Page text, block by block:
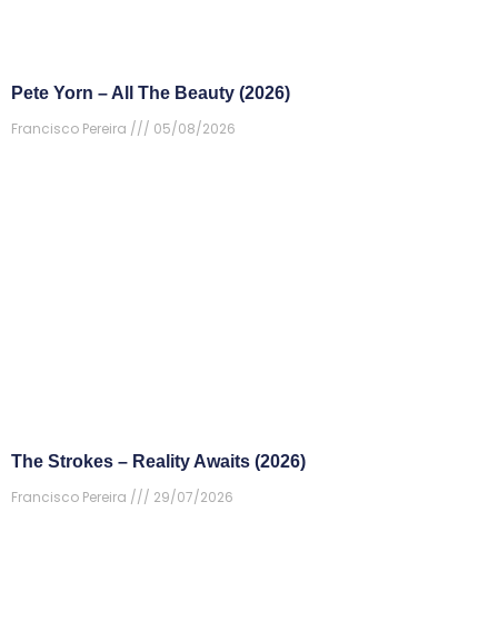
Pete Yorn – All The Beauty (2026)
Francisco Pereira
05/08/2026
The Strokes – Reality Awaits (2026)
Francisco Pereira
29/07/2026